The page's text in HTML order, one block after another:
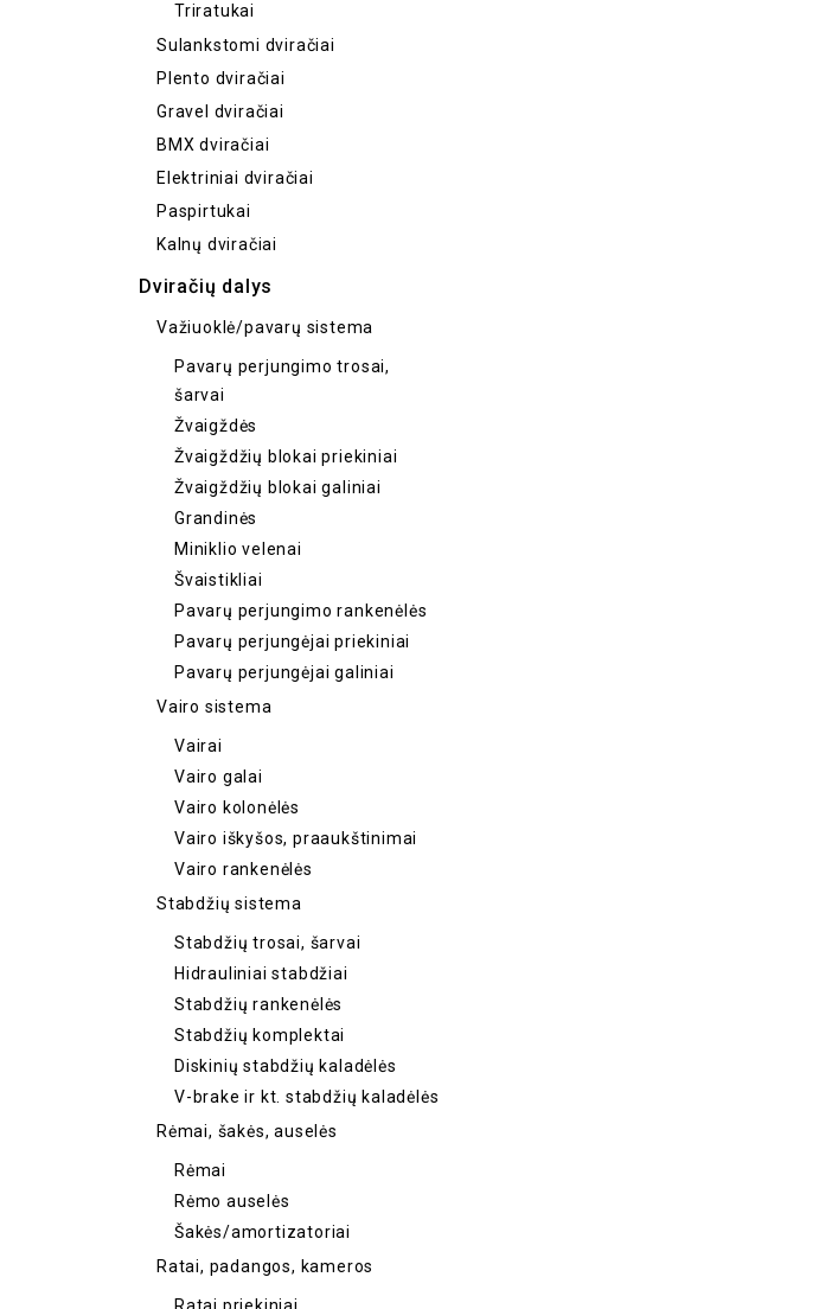
Triratukai
Sulankstomi dviračiai
Plento dviračiai
Gravel dviračiai
BMX dviračiai
Elektriniai dviračiai
Paspirtukai
Kalnų dviračiai
Dviračių dalys
Važiuoklė/pavarų sistema
Pavarų perjungimo trosai,
šarvai
Žvaigždės
Žvaigždžių blokai priekiniai
Žvaigždžių blokai galiniai
Grandinės
Miniklio velenai
Švaistikliai
Pavarų perjungimo rankenėlės
Pavarų perjungėjai priekiniai
Pavarų perjungėjai galiniai
Vairo sistema
Vairai
Vairo galai
Vairo kolonėlės
Vairo iškyšos, praaukštinimai
Vairo rankenėlės
Stabdžių sistema
Stabdžių trosai, šarvai
Hidrauliniai stabdžiai
Stabdžių rankenėlės
Stabdžių komplektai
Diskinių stabdžių kaladėlės
V-brake ir kt. stabdžių kaladėlės
Rėmai, šakės, auselės
Rėmai
Rėmo auselės
Šakės/amortizatoriai
Ratai, padangos, kameros